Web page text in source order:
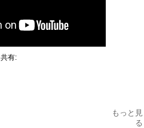
共有:
もっと見
る